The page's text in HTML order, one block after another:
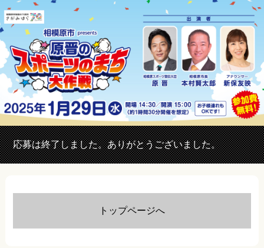
応募は終了しました。ありがとうございました。
トップページへ